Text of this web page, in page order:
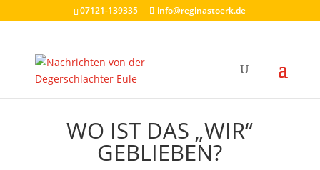
07121-139335 info@reginastoerk.de
WO IST DAS „WIR“
GEBLIEBEN?